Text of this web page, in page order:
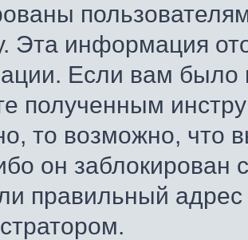
Эта информация
Если вам
полученным
то возможно, что
он
правильный адрес